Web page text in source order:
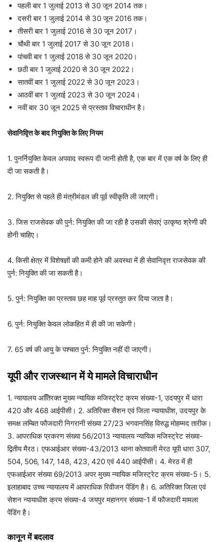
पहली बार 1 जुलाई 2013 से 30 जून 2014 तक।
दसरी बार 1 जुलाई 2014 से 30 जून 2016 तक।
तीसरी बार 1 जुलाई 2016 से 30 जून 2017।
चौथी बार 1 जुलाई 2017 से 30 जून 2018।
पांचवी बार 1 जुलाई 2018 से 30 जून 2020।
छठी बार 1 जुलाई 2020 से 30 जून 2022।
सातवीं बार 1 जुलाई 2022 से 30 जून 2023।
आठवीं बार 1 जुलाई 2023 से 30 जून 2024।
नवीं बार 30 जून 2025 से प्रस्ताव विचाराधीन है।
सेवानिवृित्त के बाद नियुक्ति के लिए नियम
1. पुनर्नियुक्ति केवल अपवाद स्वरूप दी जानी होती है, एक बार में एक वर्ष के लिए ही
दी जा सकती है।
2. नियुक्ति से पहले ही मंत्रीमंडल की पूर्व स्वीकृति ली जाएगी।
3. जिस राजसेवक की पुर्न: नियुक्ति की जा रही है उसकी सेवाएं उत्कृष्ठ श्रेणी की
होनी चाहिए।
4. किसी क्षेत्र में विशेषज्ञों की कमी होने की अवस्था में ही सेवानिवृत्त राजसेवक की
पुर्न: नियुक्ति की जा सकती है।
5. पुर्न: नियुक्ति का प्रस्ताव छह माह पूर्व प्रस्तुत कर दिया जाता है।
6. पुर्न: नियुक्ति केवल लोकहित में ही की जा सकेगी।
7. 65 वर्ष की आयु के पश्चात पुर्न: नियुक्ति नहीं दी जाएगी।
यूपी और राजस्थान में ये मामले विचाराधीन
1. न्यायालय अतििरक्त मुख्य न्यायिक मजिस्ट्रेट क्रम संख्या-1, उदयपुर में धारा
420 और 468 आईपीसी। 2. अतिरिक्त सैशन एवं जिला न्यायाधीश, उदयपुर के
समक्ष लम्बित फौजदारी निगरानी संख्या 27/23 भगवानसिंह विरुद्ध मोहम्मद तारीक।
3. आपराधिक प्रकरण संख्या 56/2013 न्यायालय न्यायिक मजिस्ट्रेट संख्या-
द्वितीय मैरठ। एफआईआर संख्या-43/2013 थाना कोतवाली मेरठ यूपी धारा 307,
504, 506, 147, 148, 423, 420 एवं 440 आईपीसी। 4. मेरठ में ही
एफआईआर संख्या 69/2013 अपर मुख्य न्यायिक मजिस्ट्रेट क्रम संख्या-5। 5.
इलाहाबाद उच्च न्यायालय में आपराधिक रिवीजन पेंडिंग है। 6. अतिरिक्त जिला एवं
सेशन न्यायाधीश क्रम संख्या-4 जयपुर महानगर संख्या-1 में फौजदारी मामला
पेंडिंग है।
कानून में बदलाव